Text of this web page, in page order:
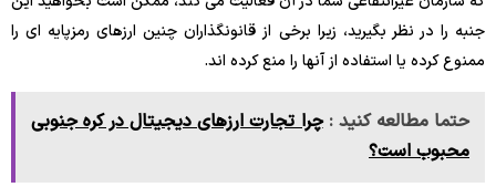
جنبه را در نظر بگیرید، زیرا برخی از قانونگذاران چنین ارزهای رمزپایه ای را
ممنوع کرده یا استفاده از آنها را منع کرده اند.
حتما مطالعه کنید : چرا تجارت ارزهای دیجیتال در کره جنوبی
محبوب است؟